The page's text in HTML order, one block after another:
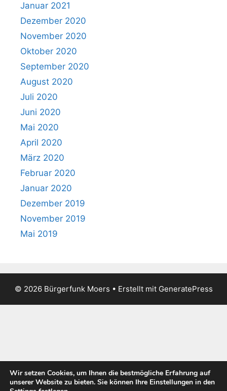
Januar 2021
Dezember 2020
November 2020
Oktober 2020
September 2020
August 2020
Juli 2020
Juni 2020
Mai 2020
April 2020
März 2020
Februar 2020
Januar 2020
Dezember 2019
November 2019
Mai 2019
© 2026 Bürgerfunk Moers • Erstellt mit GeneratePress
Wir setzen Cookies, um Ihnen die bestmögliche Erfahrung auf
unserer Website zu bieten. Sie können Ihre Einstellungen in den